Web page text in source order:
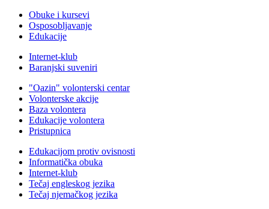
Obuke i kursevi
Osposobljavanje
Edukacije
Internet-klub
Baranjski suveniri
"Oazin" volonterski centar
Volonterske akcije
Baza volontera
Edukacije volontera
Pristupnica
Edukacijom protiv ovisnosti
Informatička obuka
Internet-klub
Tečaj engleskog jezika
Tečaj njemačkog jezika